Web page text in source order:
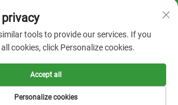
2025 por FOOTWORK LAB -
privacidad
Sobre nosotros
tools to provide our services. If you
cookies, click Personalize cookies.
Personalize cookies
Accept all